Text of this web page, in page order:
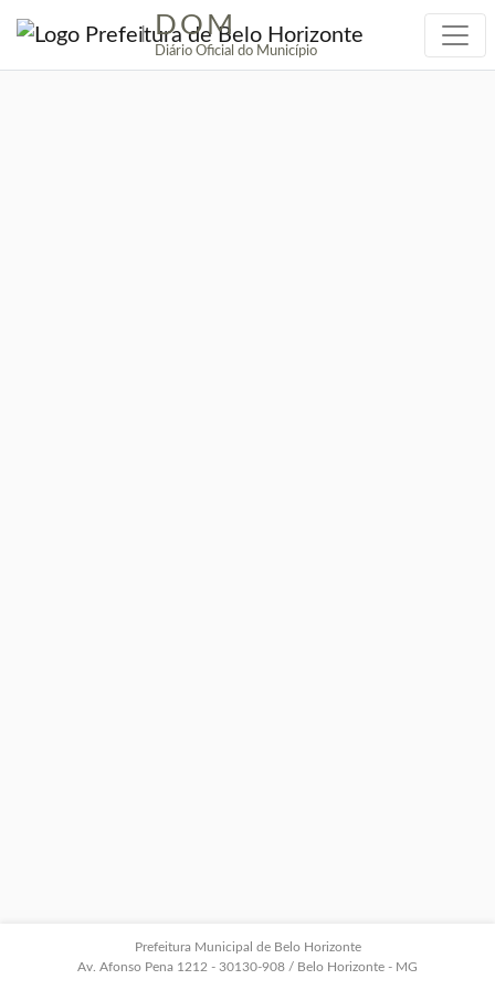
| DOM
Diário Oficial do Município
Prefeitura Municipal de Belo Horizonte
Av. Afonso Pena 1212 - 30130-908 / Belo Horizonte - MG